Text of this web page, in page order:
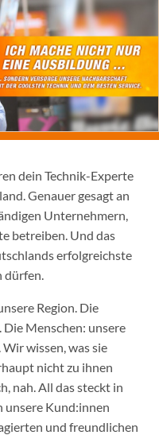
dein Technik-Experte
Genauer gesagt an
Unternehmern,
betreiben. Und das
erfolgreichste
dürfen.
Region. Die
Menschen: unsere
wissen, was sie
nicht zu ihnen
nah. All das steckt in
unsere Kund:innen
und freundlichen